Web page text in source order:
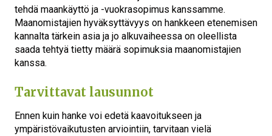
tehdä maankäyttö ja -vuokrasopimus kanssamme.
Maanomistajien hyväksyttävyys on hankkeen etenemisen
kannalta tärkein asia ja jo alkuvaiheessa on oleellista
saada tehtyä tietty määrä sopimuksia maanomistajien
kanssa.
Tarvittavat lausunnot
Ennen kuin hanke voi edetä kaavoitukseen ja
ympäristövaikutusten arviointiin, tarvitaan vielä